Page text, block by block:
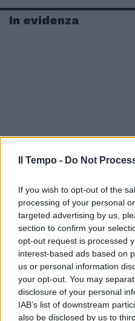
Il Tempo - Do Not
If you wish to opt-out of the
processing of your personal
targeted advertising by us,
section to confirm your
opt-out request is processed
interest-based ads based on
us or personal information
your opt-out. You may
disclosure of your personal
IAB’s list of downstream
also be disclosed by us to
In evidenza